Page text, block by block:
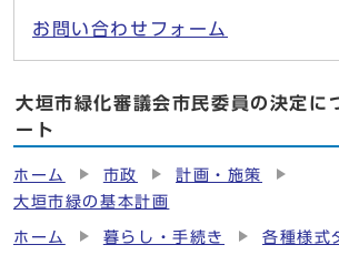
お問い合わせフォーム
大垣市緑化審議会市民委員の決定に
ート
ホーム 市政
計画・施策
大垣市緑の基本計画
ホーム 暮らし・手続き
各種様式